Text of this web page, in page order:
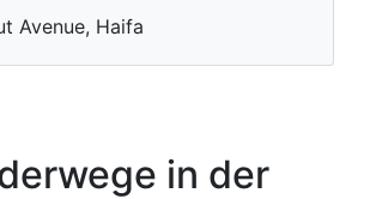
Avenue, Haifa
in der